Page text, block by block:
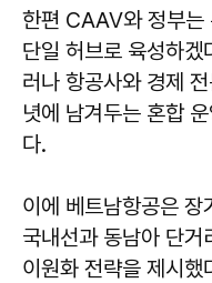
한편 CAAV와 정부는
단일 허브로 육성하
러나 항공사와 경제
녓에 남겨두는 혼합
다.
이에 베트남항공은 장
국내선과 동남아 단
이원화 전략을 제시